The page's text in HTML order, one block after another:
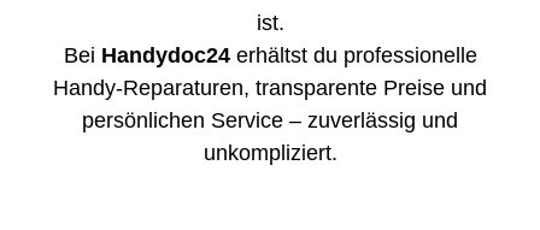
ist.
Bei Handydoc24erhältst du professionelle
Handy-Reparaturen, transparente Preise und
persönlichen Service – zuverlässig und
unkompliziert.